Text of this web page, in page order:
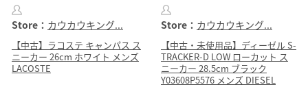
Store： カウカウキング...
【中古】ラコステ キャンパス ス
ニーカー 26cm ホワイト メンズ
LACOSTE
Store： カウカウキング...
【中古・未使用品】ディーゼル S-
TRACKER-D LOW ローカット ス
ニーカー 28.5cm ブラック
Y03608P5576 メンズ DIESEL